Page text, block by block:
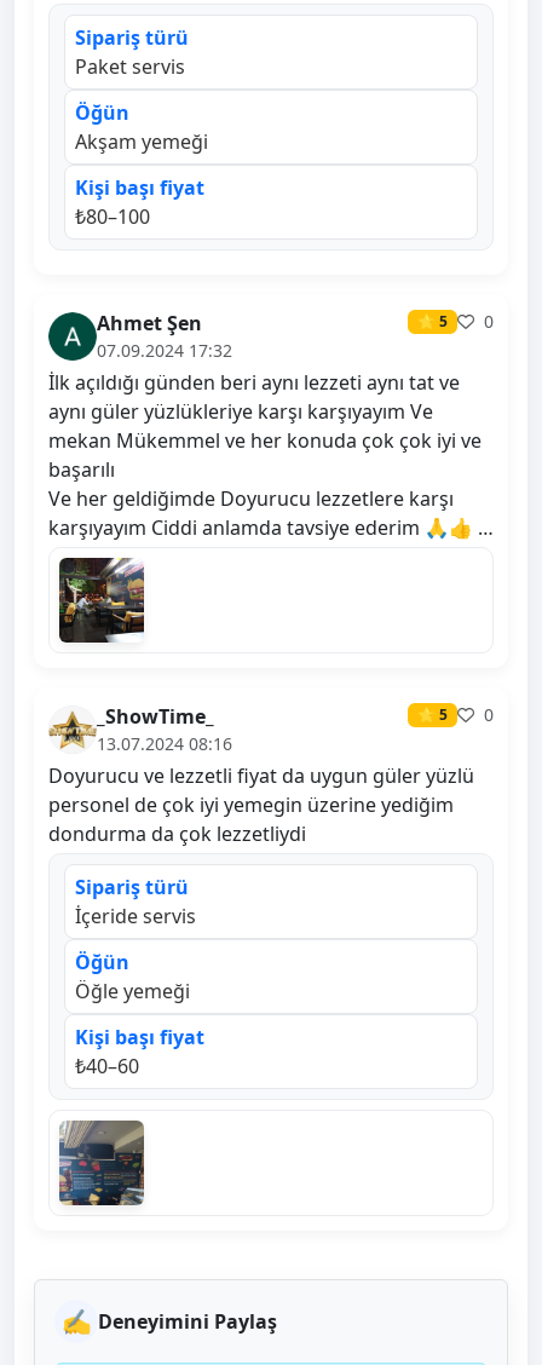
Sipariş türü
Paket servis
Öğün
Akşam yemeği
Kişi başı fiyat
₺80–100
Ahmet Şen ⭐ 5
0
07.09.2024 17:32
İlk açıldığı günden beri aynı lezzeti aynı tat ve
aynı güler yüzlükleriye karşı karşıyayım Ve
mekan Mükemmel ve her konuda çok çok iyi ve
başarılı
Ve her geldiğimde Doyurucu lezzetlere karşı
karşıyayım Ciddi anlamda tavsiye ederim 🙏👍 …
_ShowTime_ ⭐ 5
0
13.07.2024 08:16
Doyurucu ve lezzetli fiyat da uygun güler yüzlü
personel de çok iyi yemegin üzerine yediğim
dondurma da çok lezzetliydi
Sipariş türü
İçeride servis
Öğün
Öğle yemeği
Kişi başı fiyat
₺40–60
✍️ Deneyimini Paylaş